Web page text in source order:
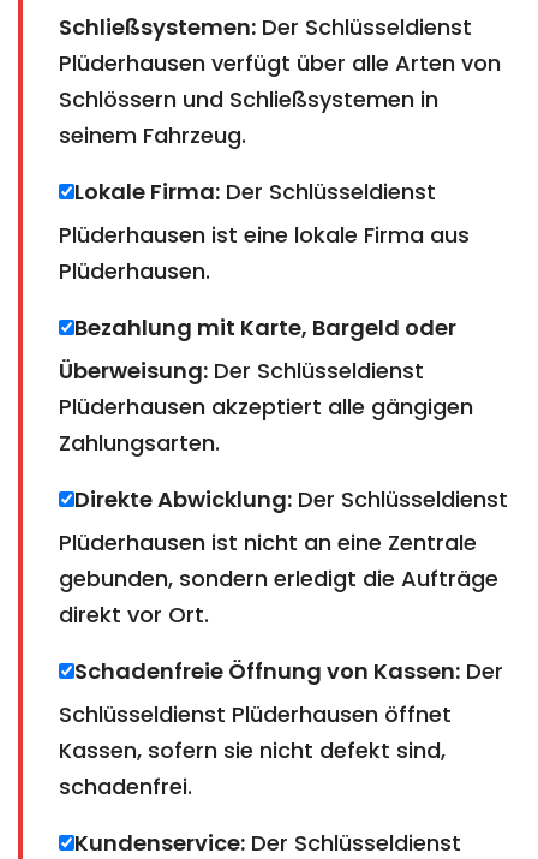
Schließsystemen: Der Schlüsseldienst
Plüderhausen verfügt über alle Arten von
Schlössern und Schließsystemen in
seinem Fahrzeug.
Lokale Firma: Der Schlüsseldienst
Plüderhausen ist eine lokale Firma aus
Plüderhausen.
Bezahlung mit Karte, Bargeld oder
Überweisung: Der Schlüsseldienst
Plüderhausen akzeptiert alle gängigen
Zahlungsarten.
Direkte Abwicklung: Der Schlüsseldienst
Plüderhausen ist nicht an eine Zentrale
gebunden, sondern erledigt die Aufträge
direkt vor Ort.
Schadenfreie Öffnung von Kassen: Der
Schlüsseldienst Plüderhausen öffnet
Kassen, sofern sie nicht defekt sind,
schadenfrei.
Kundenservice: Der Schlüsseldienst